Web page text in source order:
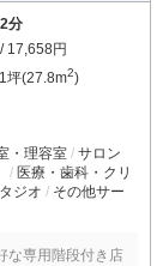
2分
/ 17,658円
坪(27.8m2)
・理容室
サロン
医療・歯科・クリ
ジオ
その他サー
な専用階段付き店